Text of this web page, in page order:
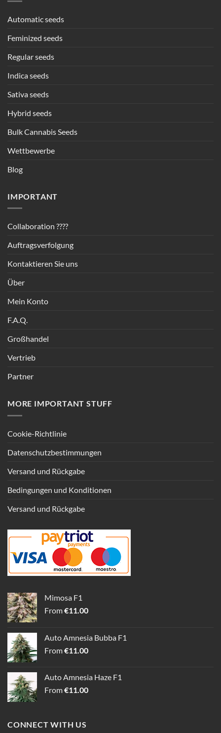
Automatic seeds
Feminized seeds
Regular seeds
Indica seeds
Sativa seeds
Hybrid seeds
Bulk Cannabis Seeds
Wettbewerbe
Blog
IMPORTANT
Collaboration ????
Auftragsverfolgung
Kontaktieren Sie uns
Über
Mein Konto
F.A.Q.
Großhandel
Vertrieb
Partner
MORE IMPORTANT STUFF
Cookie-Richtlinie
Datenschutzbestimmungen
Versand und Rückgabe
Bedingungen und Konditionen
Versand und Rückgabe
Mimosa F1
From€11.00
Auto Amnesia Bubba F1
From€11.00
Auto Amnesia Haze F1
From€11.00
CONNECT WITH US